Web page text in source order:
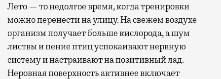
Лето — то недолгое время, когда тренировки
можно перенести на улицу. На свежем воздухе
организм получает больше кислорода, а шум
листвы и пение птиц успокаивают нервную
систему и настраивают на позитивный лад.
Неровная поверхность активнее включает